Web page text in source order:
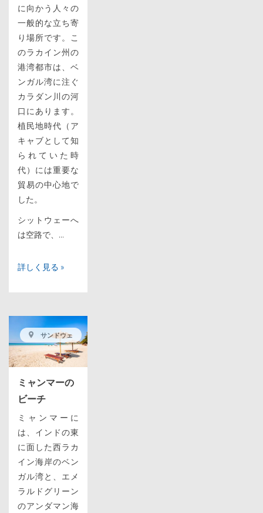
に向かう人々の
一般的な立ち寄
り場所です。こ
のラカイン州の
港湾都市は、ベ
ンガル湾に注ぐ
カラダン川の河
口にあります。
植民地時代（ア
キャブとして知
られていた時
代）には重要な
貿易の中心地で
した。
シットウェーへ
は空路で、...
詳しく見る »
サンドウェ
ミャンマーの
ビーチ
ミャンマーに
は、インドの東
に面した西ラカ
イン海岸のベン
ガル湾と、エメ
ラルドグリーン
のアンダマン海